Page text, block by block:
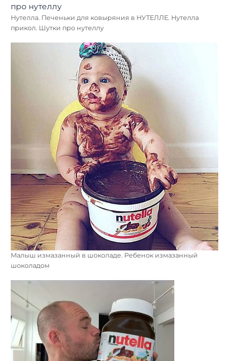
Нутелла. Печеньки для ковыряния в НУТЕЛЛЕ. Нутелла
прикол. Шутки про нутеллу
Малыш измазанный в шоколаде. Ребенок измазанный
шоколадом